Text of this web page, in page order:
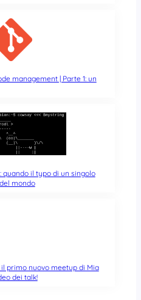
management | Parte 1: un
il typo di un singolo
mondo
primo nuovo meetup di Mia
dei talk!